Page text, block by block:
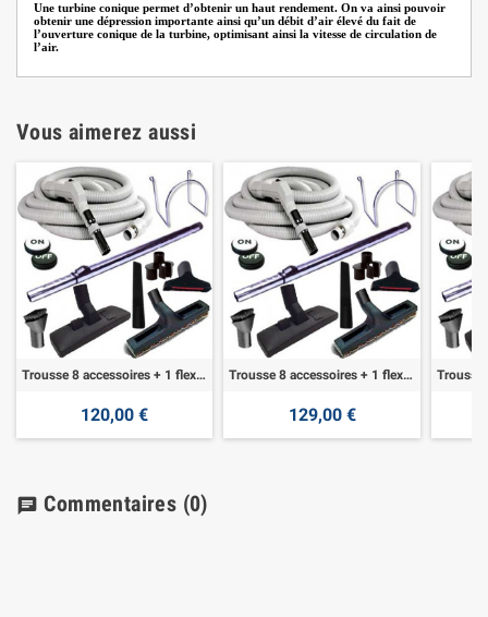
Une turbine conique permet d’obtenir un haut rendement. On va ainsi pouvoir
obtenir une dépression importante ainsi qu’un débit d’air élevé du fait de
l’ouverture conique de la turbine, optimisant ainsi la vitesse de circulation de
l’air.
Vous aimerez aussi
Trousse 8 accessoires + 1 flexible 7,60 m
120,00 €
Trousse 8 accessoires + 1 flexible 9,10 m
129,00 €
chat Commentaires (0)